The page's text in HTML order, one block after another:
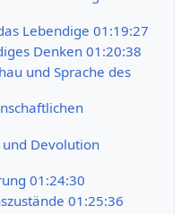
Lebendige 01:19:27
Denken 01:20:38
und Sprache des
Devolution
01:24:30
01:25:36